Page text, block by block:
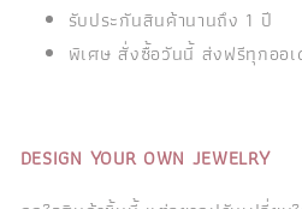
รับประกันสินค้านานถึง 1 ปี
พิเศษ สั่งซื้อวันนี้ ส่งฟรีทุกออเ
DESIGN YOUR OWN JEWELRY